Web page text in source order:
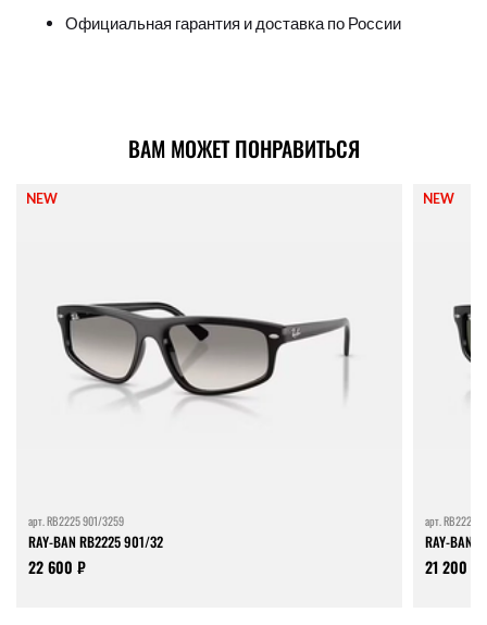
Официальная гарантия и доставка по России
ВАМ МОЖЕТ ПОНРАВИТЬСЯ
NEW
арт.RB2225 901/3259
RAY-BAN RB2225 901/32
22 600 ₽
NEW
арт.RB2225
RAY-BAN
21 200 ₽